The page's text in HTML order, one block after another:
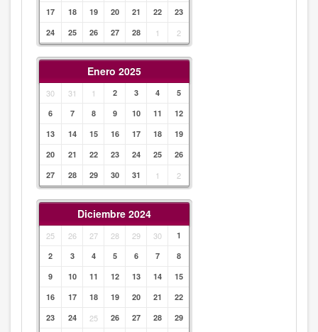
17
18 19 20 21 22
23
24
25 26 27 28 1 2
Enero 2025
30 31 1 2 3 4
5
6
7 8 9 10 11
12
13
14 15 16 17 18
19
20
21 22 23 24 25
26
27
28 29 30 31 1 2
Diciembre 2024
25 26 27 28 29 30
1
2
3 4 5 6 7
8
9
10 11 12 13 14
15
16
17 18 19 20 21
22
23
24 25 26 27 28
29